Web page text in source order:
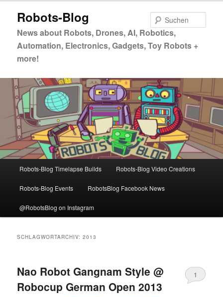
primären
springen
sekundären
springen
Robots-Blog
News about Robots, Drones, AI, Robotics,
Automation, Electronics, Gadgets, Toy Robots +
more!
Robots-Blog Timelapse Builds Robots-Blog Video Creations
Robots-Blog Events RobotsBlog Facebook News
@RobotsBlog on Instagram
SCHLAGWORTARCHIV:2013
Nao Robot Gangnam Style @
Robocup German Open 2013
1